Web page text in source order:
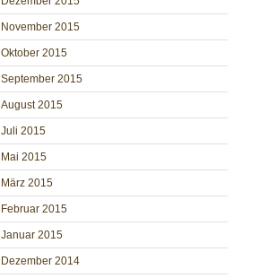
November 2015
Oktober 2015
September 2015
August 2015
Juli 2015
Mai 2015
März 2015
Februar 2015
Januar 2015
Dezember 2014